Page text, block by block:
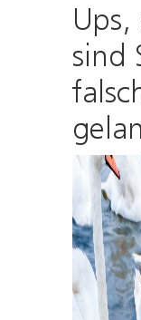
Ups,
sind